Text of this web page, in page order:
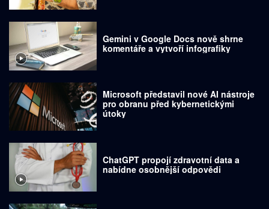
Gemini v Google Docs nově shrne
komentáře a vytvoří infografiky
Microsoft představil nové AI nástroje
pro obranu před kybernetickými
útoky
ChatGPT propojí zdravotní data a
nabídne osobnější odpovědi